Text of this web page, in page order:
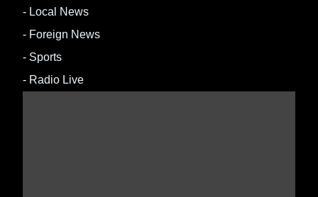
- Local News
- Foreign News
- Sports
- Radio Live